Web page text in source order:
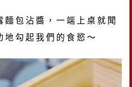
麵包沾醬，一端上桌就聞
地勾起我們的食慾～